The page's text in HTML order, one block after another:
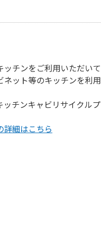
チンをご利用いただいて
ット等のキッチンを利用
チンキャビリサイクルプ
詳細はこちら